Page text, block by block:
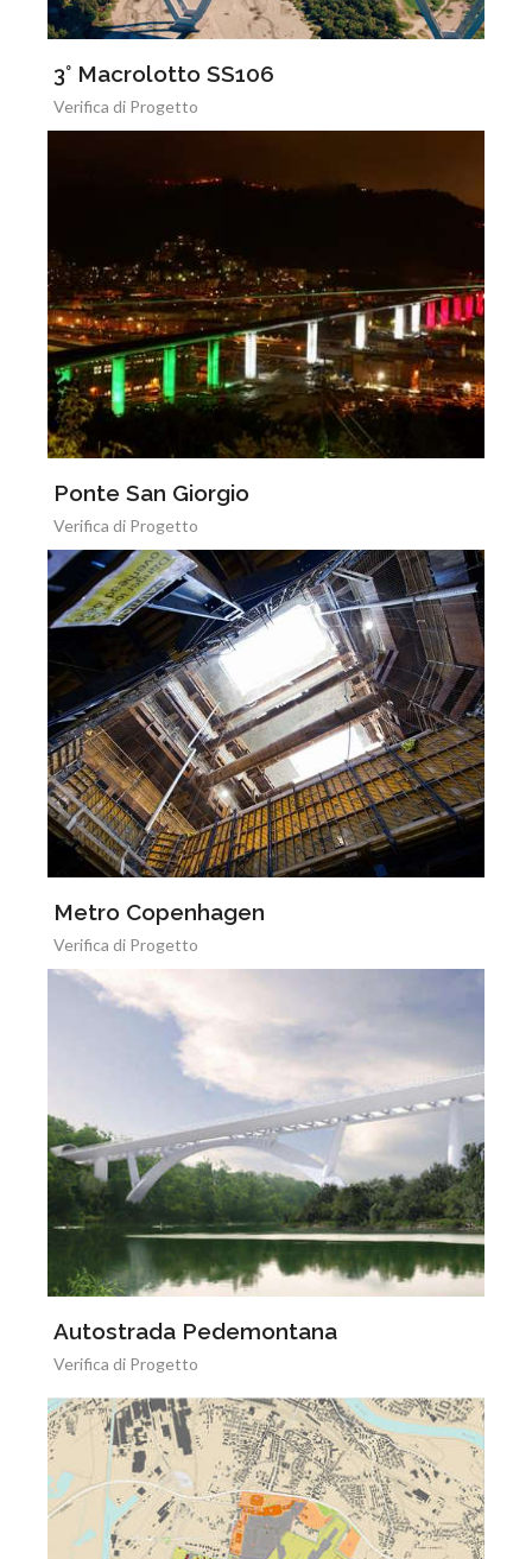
3° Macrolotto SS106
Verifica di Progetto
Ponte San Giorgio
Verifica di Progetto
Metro Copenhagen
Verifica di Progetto
Autostrada Pedemontana
Verifica di Progetto